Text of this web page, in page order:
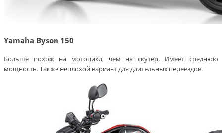
Yamaha Byson 150
Больше похож на мотоцикл, чем на скутер. Имеет среднюю
мощность. Также неплохой вариант для длительных переездов.